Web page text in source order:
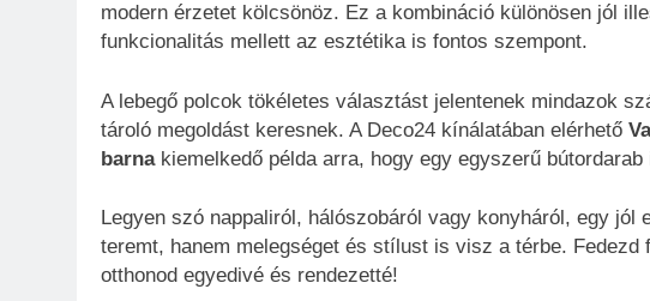
modern érzetet kölcsönöz. Ez a kombináció különösen jól
funkcionalitás mellett az esztétika is fontos szempont.
A lebegő polcok tökéletes választást jelentenek mindazok
tároló megoldást keresnek. A Deco24 kínálatában elérhető
barnakiemelkedő példa arra, hogy egy egyszerű
Legyen szó nappaliról, hálószobáról vagy konyháról, egy jól
teremt, hanem melegséget és stílust is visz a térbe.
otthonod egyedivé és rendezetté!